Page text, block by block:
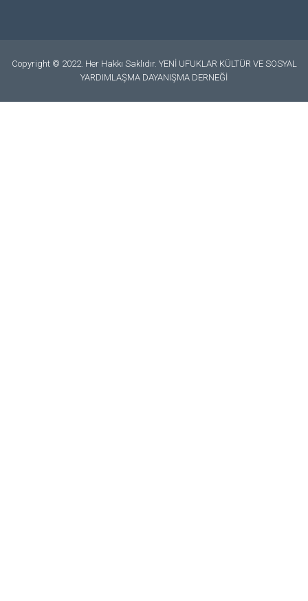
Copyright © 2022. Her Hakkı Saklıdır. YENİ UFUKLAR KÜLTÜR VE SOSYAL
YARDIMLAŞMA DAYANIŞMA DERNEĞİ